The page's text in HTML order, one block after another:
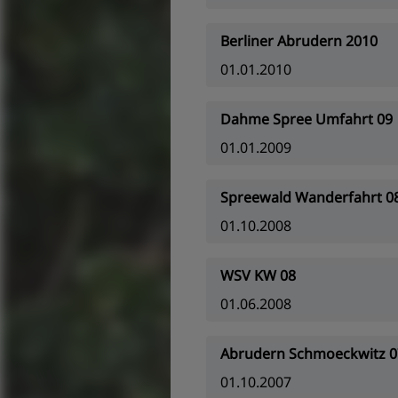
Berliner Abrudern 2010
01.01.2010
Dahme Spree Umfahrt 09
01.01.2009
Spreewald Wanderfahrt
01.10.2008
WSV KW 08
01.06.2008
Abrudern Schmoeckwitz
01.10.2007